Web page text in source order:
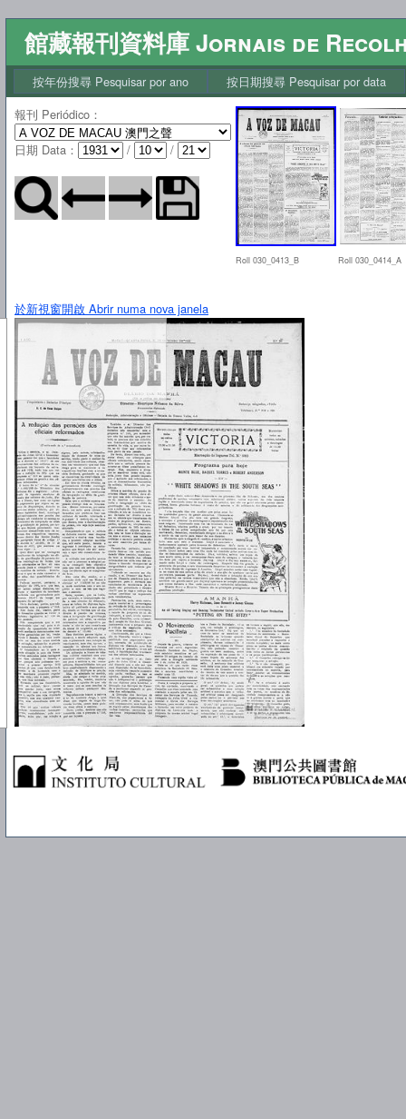
館藏報刊資料庫 Jornais de
按年份搜尋 Pesquisar por ano
按日期搜尋 Pesquisar por data
報刊 Periódico ：
日期 Data ： / /
Roll 030_0413_B Roll 030_0414_A
於新視窗開啟 Abrir numa nova janela